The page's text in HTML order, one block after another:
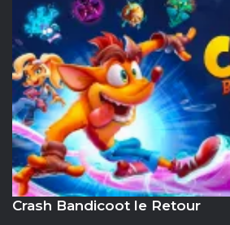
Crash Bandicoot le Retour